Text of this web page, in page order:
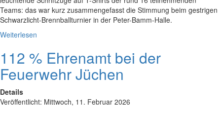
Teams: das war kurz zusammengefasst die Stimmung beim gestrigen
Schwarzlicht-Brennballturnier in der Peter-Bamm-Halle.
Weiterlesen
112 % Ehrenamt bei der
Feuerwehr Jüchen
Details
Veröffentlicht: Mittwoch, 11. Februar 2026